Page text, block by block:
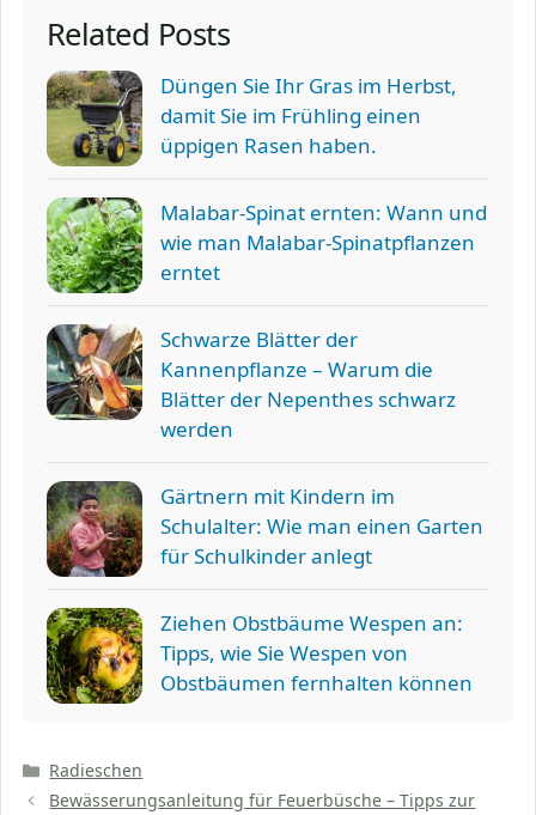
Related Posts
Düngen Sie Ihr Gras im Herbst,
damit Sie im Frühling einen
üppigen Rasen haben.
Malabar-Spinat ernten: Wann und
wie man Malabar-Spinatpflanzen
erntet
Schwarze Blätter der
Kannenpflanze – Warum die
Blätter der Nepenthes schwarz
werden
Gärtnern mit Kindern im
Schulalter: Wie man einen Garten
für Schulkinder anlegt
Ziehen Obstbäume Wespen an:
Tipps, wie Sie Wespen von
Obstbäumen fernhalten können
Kategorien
Radieschen
Bewässerungsanleitung für Feuerbüsche – Tipps zur